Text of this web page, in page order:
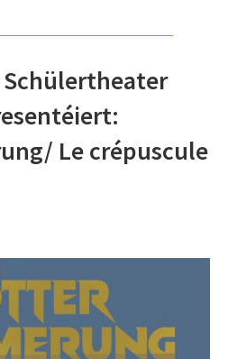
Schülertheater
Le crépuscule